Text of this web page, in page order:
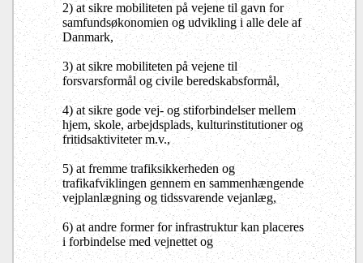
2) at sikre mobiliteten på vejene til gavn for
samfundsøkonomien og udvikling i alle dele af
Danmark,
3) at sikre mobiliteten på vejene til
forsvarsformål og civile beredskabsformål,
4) at sikre gode vej- og stiforbindelser mellem
hjem, skole, arbejdsplads, kulturinstitutioner og
fritidsaktiviteter m.v.,
5) at fremme trafiksikkerheden og
trafikafviklingen gennem en sammenhængende
vejplanlægning og tidssvarende vejanlæg,
6) at andre former for infrastruktur kan placeres
i forbindelse med vejnettet og